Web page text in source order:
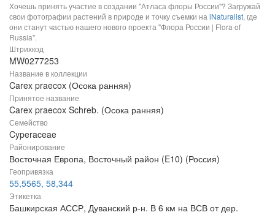
Хочешь принять участие в создании "Атласа флоры России"? Загружай
свои фотографии растений в природе и точку съемки на iNaturalist, где
они станут частью нашего нового проекта "Флора России | Flora of
Russia".
Штрихкод
MW0277253
Название в коллекции
Carex praecox (Осока ранняя)
Принятое название
Carex praecox Schreb. (Осока ранняя)
Семейство
Cyperaceae
Районирование
Восточная Европа, Восточный район (E10) (Россия)
Геопривязка
55,5565, 58,344
Этикетка
Башкирская АССР, Дуванский р-н. В 6 км на ВСВ от дер.